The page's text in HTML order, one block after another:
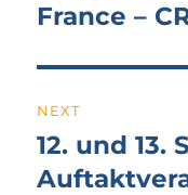
France –
NEXT
Next
post:
12. und 13.